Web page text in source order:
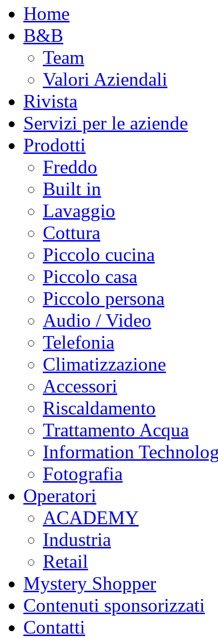
Home
B&B
Team
Valori Aziendali
Rivista
Servizi per le aziende
Prodotti
Freddo
Built in
Lavaggio
Cottura
Piccolo cucina
Piccolo casa
Piccolo persona
Audio / Video
Telefonia
Climatizzazione
Accessori
Riscaldamento
Trattamento Acqua
Information
Fotografia
Operatori
ACADEMY
Industria
Retail
Mystery Shopper
Contenuti sponsorizzati
Contatti